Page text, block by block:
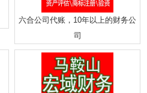
六合公司代账，10年以上的财务公
司